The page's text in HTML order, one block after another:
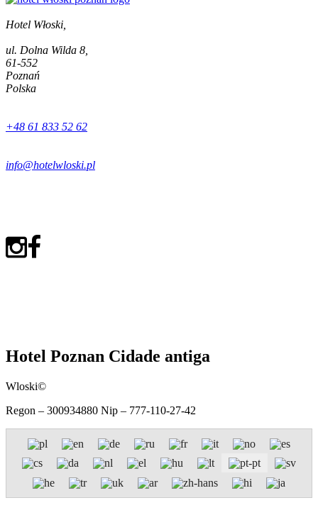
Hotel Włoski,
ul. Dolna Wilda 8,
61-552
Poznań
Polska
+48 61 833 52 62
info@hotelwloski.pl
Hotel Poznan Cidade antiga
Wloski©
Regon – 300934880 Nip – 777-110-27-42